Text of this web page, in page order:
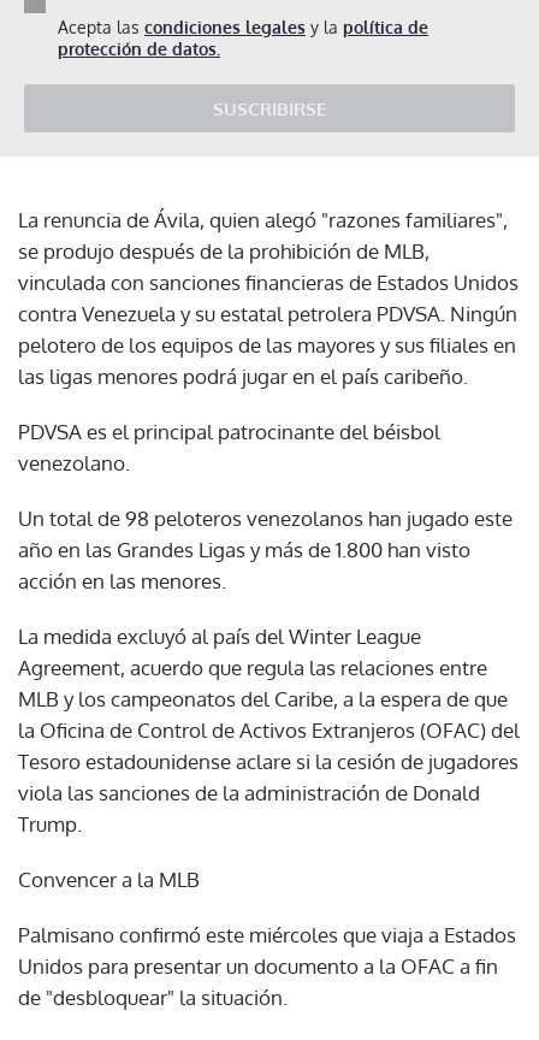
Acepta las condiciones legales y la política de
protección de datos.
SUSCRIBIRSE
La renuncia de Ávila, quien alegó "razones familiares",
se produjo después de la prohibición de MLB,
vinculada con sanciones financieras de Estados Unidos
contra Venezuela y su estatal petrolera PDVSA. Ningún
pelotero de los equipos de las mayores y sus filiales en
las ligas menores podrá jugar en el país caribeño.
PDVSA es el principal patrocinante del béisbol
venezolano.
Un total de 98 peloteros venezolanos han jugado este
año en las Grandes Ligas y más de 1.800 han visto
acción en las menores.
La medida excluyó al país del Winter League
Agreement, acuerdo que regula las relaciones entre
MLB y los campeonatos del Caribe, a la espera de que
la Oficina de Control de Activos Extranjeros (OFAC) del
Tesoro estadounidense aclare si la cesión de jugadores
viola las sanciones de la administración de Donald
Trump.
Convencer a la MLB
Palmisano confirmó este miércoles que viaja a Estados
Unidos para presentar un documento a la OFAC a fin
de "desbloquear" la situación.